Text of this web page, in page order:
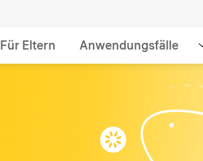
Für Eltern Anwendungsfälle